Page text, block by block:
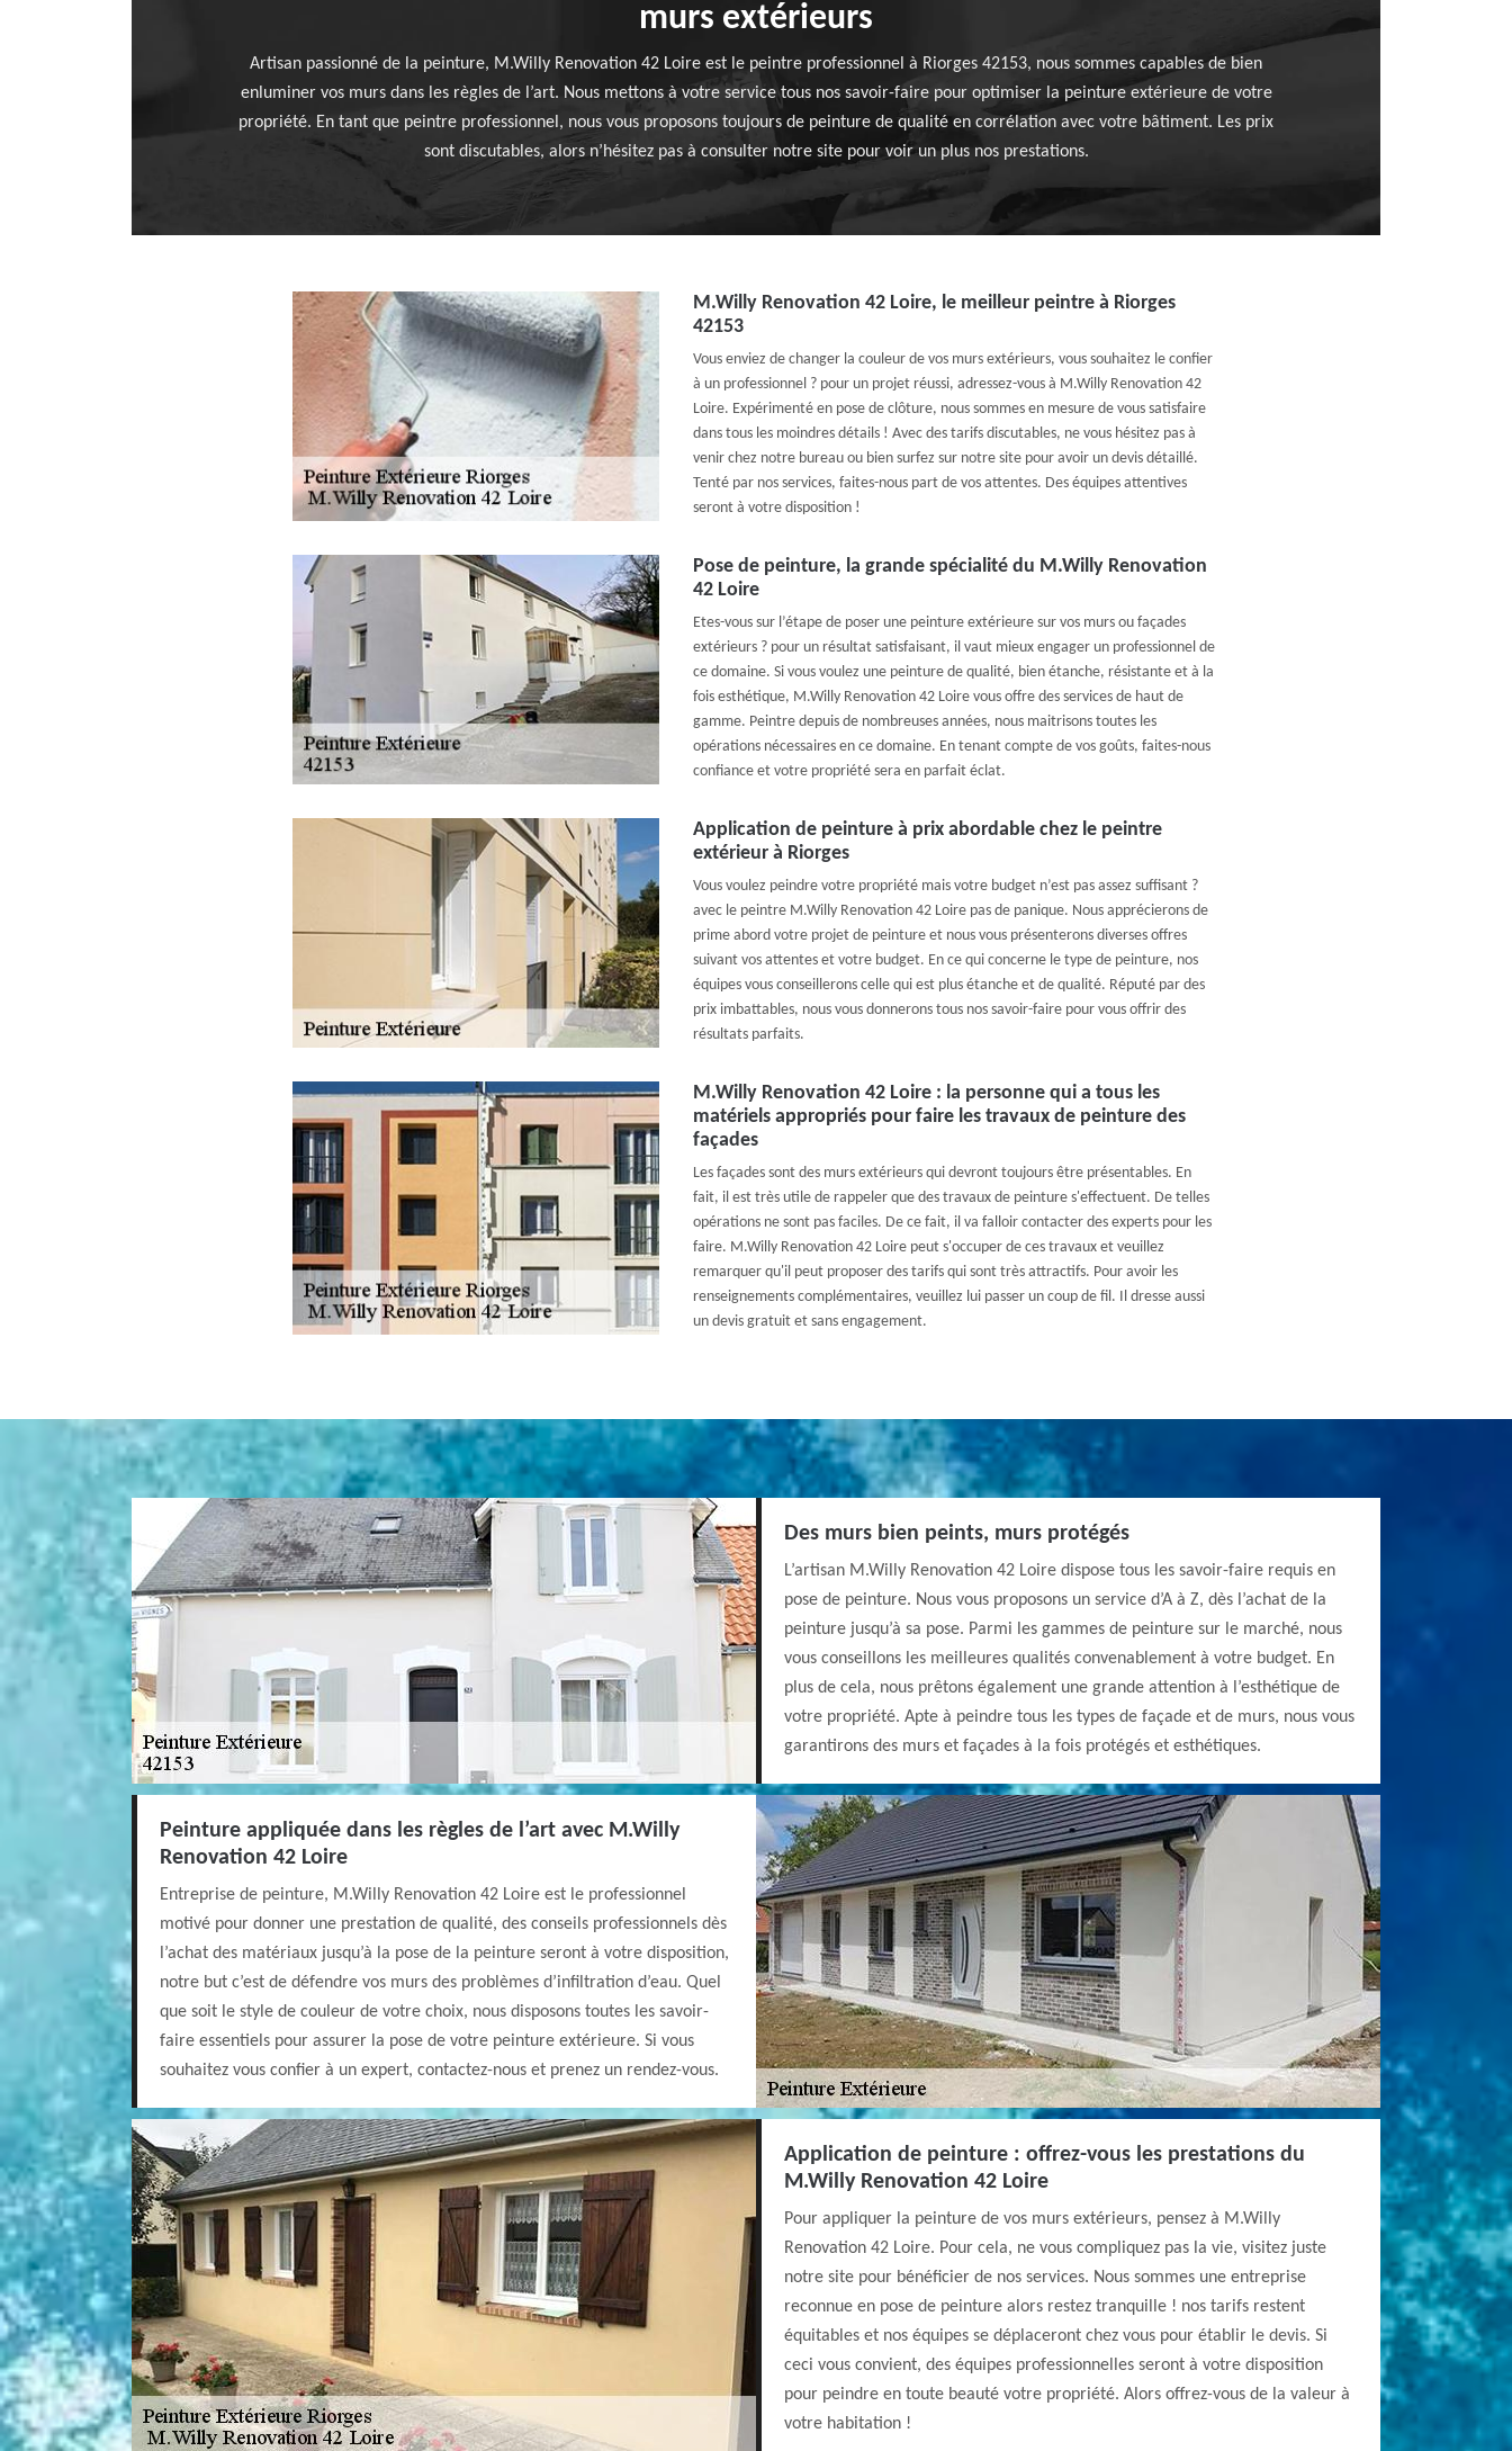
murs extérieurs
Artisan passionné de la peinture, M.Willy Renovation 42 Loire est le peintre professionnel à Riorges 42153, nous sommes capables de bien
enluminer vos murs dans les règles de l’art. Nous mettons à votre service tous nos savoir-faire pour optimiser la peinture extérieure de votre
propriété. En tant que peintre professionnel, nous vous proposons toujours de peinture de qualité en corrélation avec votre bâtiment. Les prix
sont discutables, alors n’hésitez pas à consulter notre site pour voir un plus nos prestations.
M.Willy Renovation 42 Loire, le meilleur peintre à Riorges
42153
Vous enviez de changer la couleur de vos murs extérieurs, vous souhaitez le confier
à un professionnel ? pour un projet réussi, adressez-vous à M.Willy Renovation 42
Loire. Expérimenté en pose de clôture, nous sommes en mesure de vous satisfaire
dans tous les moindres détails ! Avec des tarifs discutables, ne vous hésitez pas à
venir chez notre bureau ou bien surfez sur notre site pour avoir un devis détaillé.
Tenté par nos services, faites-nous part de vos attentes. Des équipes attentives
seront à votre disposition !
Pose de peinture, la grande spécialité du M.Willy Renovation
42 Loire
Etes-vous sur l’étape de poser une peinture extérieure sur vos murs ou façades
extérieurs ? pour un résultat satisfaisant, il vaut mieux engager un professionnel de
ce domaine. Si vous voulez une peinture de qualité, bien étanche, résistante et à la
fois esthétique, M.Willy Renovation 42 Loire vous offre des services de haut de
gamme. Peintre depuis de nombreuses années, nous maitrisons toutes les
opérations nécessaires en ce domaine. En tenant compte de vos goûts, faites-nous
confiance et votre propriété sera en parfait éclat.
Application de peinture à prix abordable chez le peintre
extérieur à Riorges
Vous voulez peindre votre propriété mais votre budget n’est pas assez suffisant ?
avec le peintre M.Willy Renovation 42 Loire pas de panique. Nous apprécierons de
prime abord votre projet de peinture et nous vous présenterons diverses offres
suivant vos attentes et votre budget. En ce qui concerne le type de peinture, nos
équipes vous conseillerons celle qui est plus étanche et de qualité. Réputé par des
prix imbattables, nous vous donnerons tous nos savoir-faire pour vous offrir des
résultats parfaits.
M.Willy Renovation 42 Loire : la personne qui a tous les
matériels appropriés pour faire les travaux de peinture des
façades
Les façades sont des murs extérieurs qui devront toujours être présentables. En
fait, il est très utile de rappeler que des travaux de peinture s'effectuent. De telles
opérations ne sont pas faciles. De ce fait, il va falloir contacter des experts pour les
faire. M.Willy Renovation 42 Loire peut s'occuper de ces travaux et veuillez
remarquer qu'il peut proposer des tarifs qui sont très attractifs. Pour avoir les
renseignements complémentaires, veuillez lui passer un coup de fil. Il dresse aussi
un devis gratuit et sans engagement.
Des murs bien peints, murs protégés
L’artisan M.Willy Renovation 42 Loire dispose tous les savoir-faire requis en
pose de peinture. Nous vous proposons un service d’A à Z, dès l’achat de la
peinture jusqu’à sa pose. Parmi les gammes de peinture sur le marché, nous
vous conseillons les meilleures qualités convenablement à votre budget. En
plus de cela, nous prêtons également une grande attention à l’esthétique de
votre propriété. Apte à peindre tous les types de façade et de murs, nous vous
garantirons des murs et façades à la fois protégés et esthétiques.
Peinture appliquée dans les règles de l’art avec M.Willy
Renovation 42 Loire
Entreprise de peinture, M.Willy Renovation 42 Loire est le professionnel
motivé pour donner une prestation de qualité, des conseils professionnels dès
l’achat des matériaux jusqu’à la pose de la peinture seront à votre disposition,
notre but c’est de défendre vos murs des problèmes d’infiltration d’eau. Quel
que soit le style de couleur de votre choix, nous disposons toutes les savoir-
faire essentiels pour assurer la pose de votre peinture extérieure. Si vous
souhaitez vous confier à un expert, contactez-nous et prenez un rendez-vous.
Application de peinture : offrez-vous les prestations du
M.Willy Renovation 42 Loire
Pour appliquer la peinture de vos murs extérieurs, pensez à M.Willy
Renovation 42 Loire. Pour cela, ne vous compliquez pas la vie, visitez juste
notre site pour bénéficier de nos services. Nous sommes une entreprise
reconnue en pose de peinture alors restez tranquille ! nos tarifs restent
équitables et nos équipes se déplaceront chez vous pour établir le devis. Si
ceci vous convient, des équipes professionnelles seront à votre disposition
pour peindre en toute beauté votre propriété. Alors offrez-vous de la valeur à
votre habitation !